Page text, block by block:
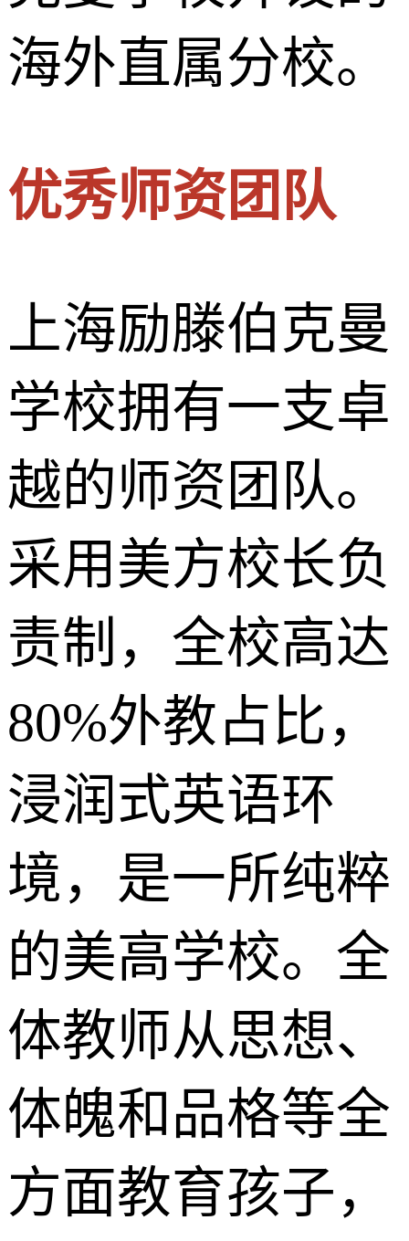
海外直属分校。
优秀师资团队
上海励滕伯克曼
学校拥有一支卓
越的师资团队。
采用美方校长负
责制，全校高达
80%外教占比，
浸润式英语环
境，是一所纯粹
的美高学校。全
体教师从思想、
体魄和品格等全
方面教育孩子，